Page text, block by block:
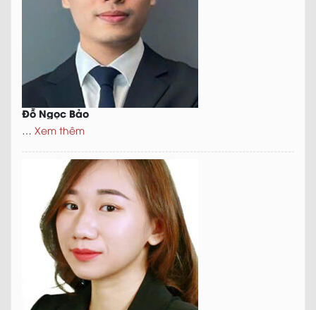
Đỗ Ngọc Bảo
… Xem thêm